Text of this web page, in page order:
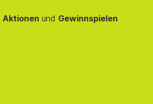
Aktionen und Gewinnspielen